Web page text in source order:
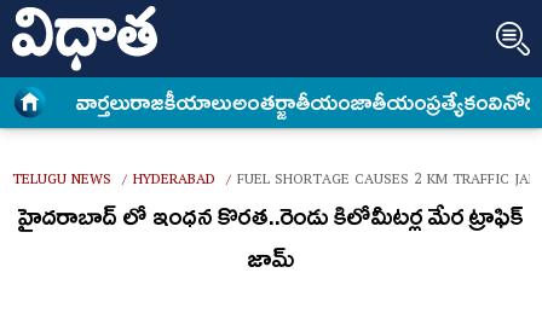
వార్త‌లురాజకీయాలుఅంత‌ర్జాతీయంజాతీయంప్రత్యేకం
TELUGU NEWS / HYDERABAD / FUEL SHORTAGE CAUSES 2 KM TRAFFIC
హైదరాబాద్ లో ఇంధన కొరత..రెండు కిలోమీటర్ల మేర ట్రాఫిక్
జామ్